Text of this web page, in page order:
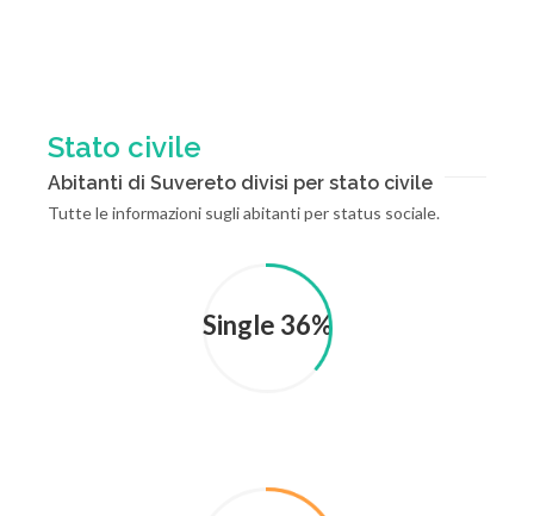
Stato civile
Abitanti di Suvereto divisi per stato civile
Tutte le informazioni sugli abitanti per status sociale.
Single 36%